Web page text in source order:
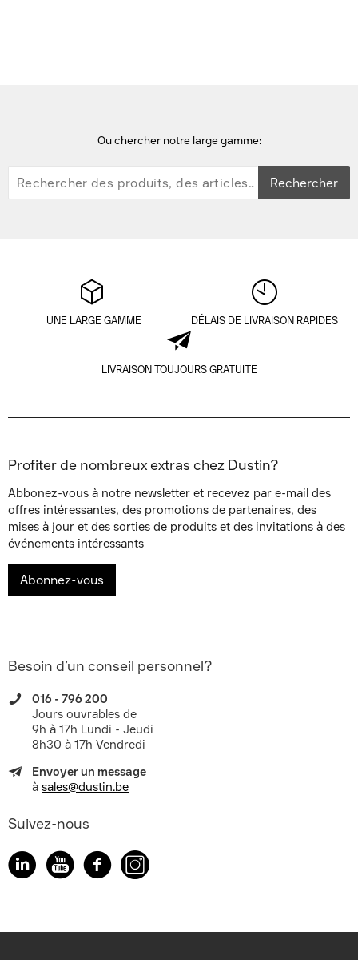
Ou chercher notre large gamme:
Rechercher
UNE LARGE GAMME DÉLAIS DE LIVRAISON RAPIDES
LIVRAISON TOUJOURS GRATUITE
Profiter de nombreux extras chez Dustin?
Abbonez-vous à notre newsletter et recevez par e-mail des
offres intéressantes, des promotions de partenaires, des
mises à jour et des sorties de produits et des invitations à des
événements intéressants
Abonnez-vous
Besoin d’un conseil personnel?
016 - 796 200
Jours ouvrables de
9h à 17h Lundi - Jeudi
8h30 à 17h Vendredi
Envoyer un message
à sales@dustin.be
Suivez-nous